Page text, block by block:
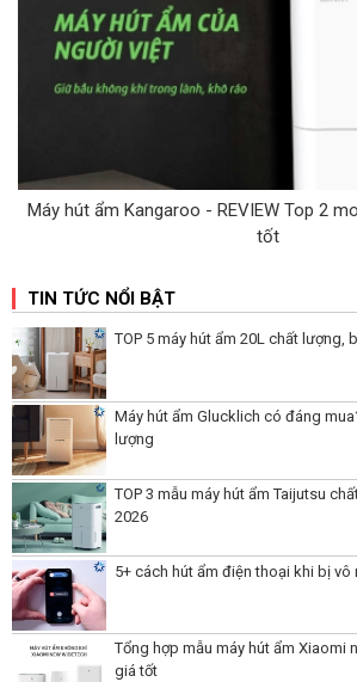
Máy hút ẩm Kangaroo - REVIEW Top 2
tốt
TIN TỨC NỔI BẬT
TOP 5 máy hút ẩm 20L chất lượng,
Máy hút ẩm Glucklich có đáng
lượng
TOP 3 mẫu máy hút ẩm Taijutsu
2026
5+ cách hút ẩm điện thoại khi bị vô
Tổng hợp mẫu máy hút ẩm Xiaomi
giá tốt